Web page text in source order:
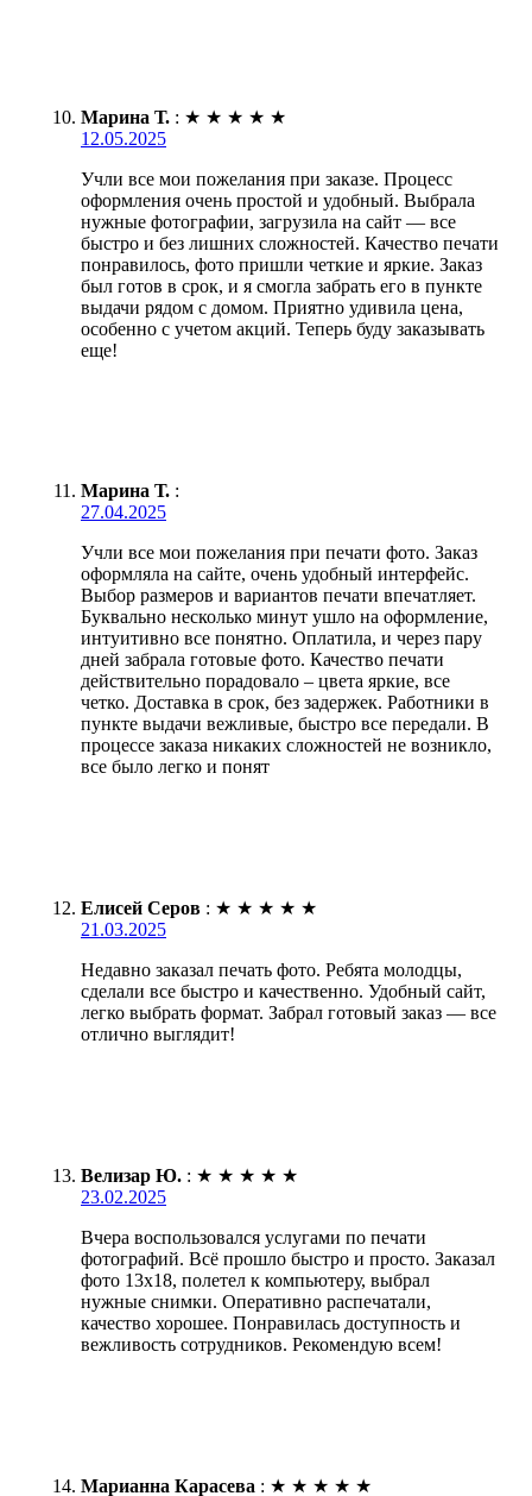
Марина Т. : ★ ★ ★ ★ ★
12.05.2025
Учли все мои пожелания при заказе. Процесс
оформления очень простой и удобный. Выбрала
нужные фотографии, загрузила на сайт — все
быстро и без лишних сложностей. Качество печати
понравилось, фото пришли четкие и яркие. Заказ
был готов в срок, и я смогла забрать его в пункте
выдачи рядом с домом. Приятно удивила цена,
особенно с учетом акций. Теперь буду заказывать
еще!
Марина Т. :
27.04.2025
Учли все мои пожелания при печати фото. Заказ
оформляла на сайте, очень удобный интерфейс.
Выбор размеров и вариантов печати впечатляет.
Буквально несколько минут ушло на оформление,
интуитивно все понятно. Оплатила, и через пару
дней забрала готовые фото. Качество печати
действительно порадовало – цвета яркие, все
четко. Доставка в срок, без задержек. Работники в
пункте выдачи вежливые, быстро все передали. В
процессе заказа никаких сложностей не возникло,
все было легко и понят
Елисей Серов : ★ ★ ★ ★ ★
21.03.2025
Недавно заказал печать фото. Ребята молодцы,
сделали все быстро и качественно. Удобный сайт,
легко выбрать формат. Забрал готовый заказ — все
отлично выглядит!
Велизар Ю. : ★ ★ ★ ★ ★
23.02.2025
Вчера воспользовался услугами по печати
фотографий. Всё прошло быстро и просто. Заказал
фото 13х18, полетел к компьютеру, выбрал
нужные снимки. Оперативно распечатали,
качество хорошее. Понравилась доступность и
вежливость сотрудников. Рекомендую всем!
Марианна Карасева : ★ ★ ★ ★ ★